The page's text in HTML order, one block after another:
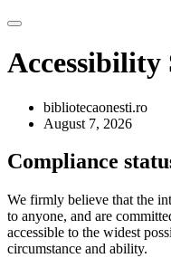
Accessibility
bibliotecaonesti.ro
August 7, 2026
Compliance
We firmly believe that the
to anyone, and are
accessible to the widest
circumstance and ability.